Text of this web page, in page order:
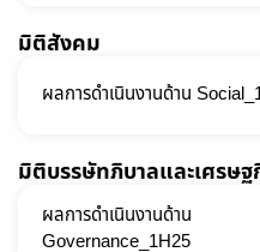
มิติสังคม
ผลการดำเนินงานด้าน
มิติบรรษัทภิบาลและเศรษฐ
ผลการดำเนินงานด้าน
Governance_1H25